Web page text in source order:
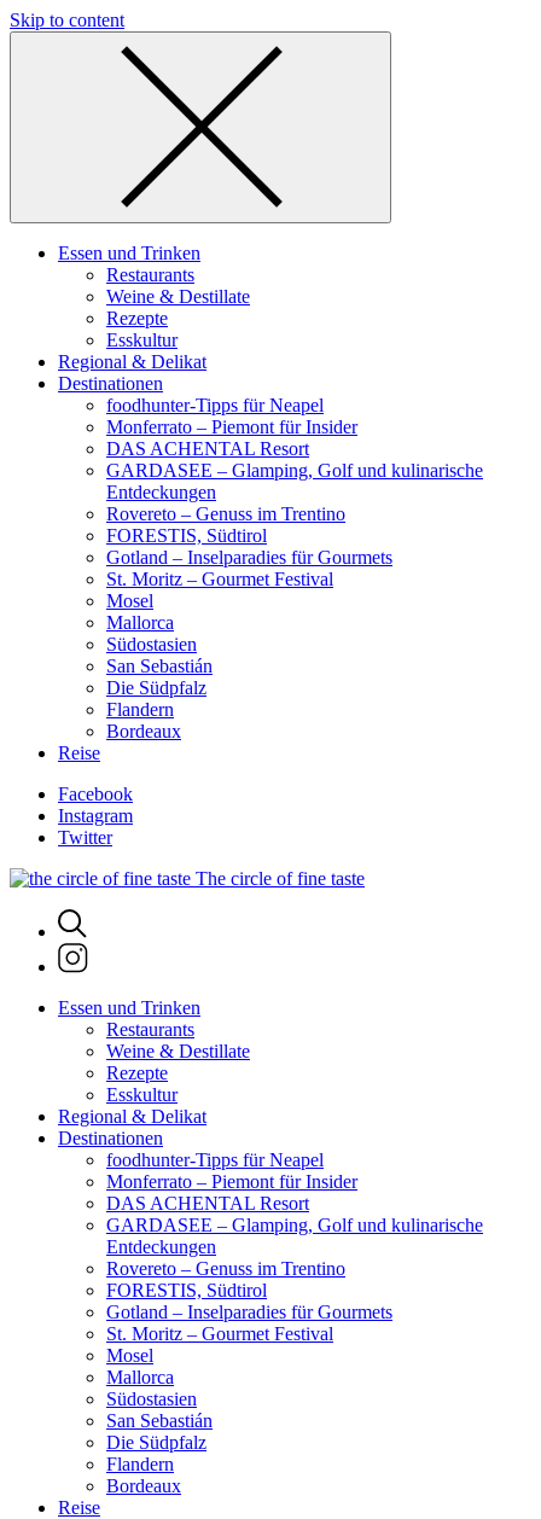
Skip to content
Essen und Trinken
Restaurants
Weine & Destillate
Rezepte
Esskultur
Regional & Delikat
Destinationen
foodhunter-Tipps für Neapel
Monferrato – Piemont für Insider
DAS ACHENTAL Resort
GARDASEE – Glamping, Golf und kulinarische
Entdeckungen
Rovereto – Genuss im Trentino
FORESTIS, Südtirol
Gotland – Inselparadies für Gourmets
St. Moritz – Gourmet Festival
Mosel
Mallorca
Südostasien
San Sebastián
Die Südpfalz
Flandern
Bordeaux
Reise
Facebook
Instagram
Twitter
The circle of fine taste
Essen und Trinken
Restaurants
Weine & Destillate
Rezepte
Esskultur
Regional & Delikat
Destinationen
foodhunter-Tipps für Neapel
Monferrato – Piemont für Insider
DAS ACHENTAL Resort
GARDASEE – Glamping, Golf und kulinarische
Entdeckungen
Rovereto – Genuss im Trentino
FORESTIS, Südtirol
Gotland – Inselparadies für Gourmets
St. Moritz – Gourmet Festival
Mosel
Mallorca
Südostasien
San Sebastián
Die Südpfalz
Flandern
Bordeaux
Reise